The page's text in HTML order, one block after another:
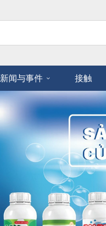
新闻与事件 接触